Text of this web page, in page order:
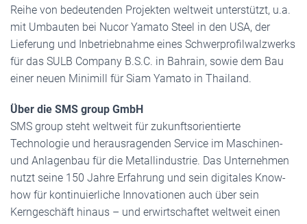
Reihe von bedeutenden Projekten weltweit unterstützt, u.a.
mit Umbauten bei Nucor Yamato Steel in den USA, der
Lieferung und Inbetriebnahme eines Schwerprofilwalzwerks
für das SULB Company B.S.C. in Bahrain, sowie dem Bau
einer neuen Minimill für Siam Yamato in Thailand.
Über die SMS group GmbH
SMS group steht weltweit für zukunftsorientierte
Technologie und herausragenden Service im Maschinen-
und Anlagenbau für die Metallindustrie. Das Unternehmen
nutzt seine 150 Jahre Erfahrung und sein digitales Know-
how für kontinuierliche Innovationen auch über sein
Kerngeschäft hinaus – und erwirtschaftet weltweit einen